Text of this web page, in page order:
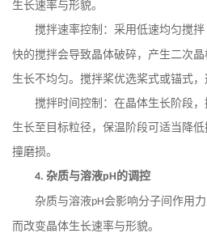
生长速率与形貌。
搅拌速率控制：采用低速均匀搅拌
快的搅拌会导致晶体破碎，产生二次晶
生长不均匀。搅拌桨优选桨式或锚式，
搅拌时间控制：在晶体生长阶段
生长至目标粒径，保温阶段可适当降
撞磨损。
4. 杂质与溶液pH的调控
杂质与溶液pH会影响分子间作用
而改变晶体生长速率与形貌。